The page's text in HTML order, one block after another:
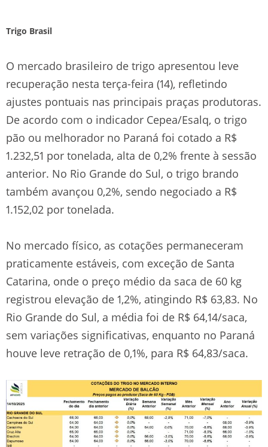
Trigo Brasil
O mercado brasileiro de trigo apresentou leve
recuperação nesta terça-feira (14), refletindo
ajustes pontuais nas principais praças produtoras.
De acordo com o indicador Cepea/Esalq, o trigo
pão ou melhorador no Paraná foi cotado a R$
1.232,51 por tonelada, alta de 0,2% frente à sessão
anterior. No Rio Grande do Sul, o trigo brando
também avançou 0,2%, sendo negociado a R$
1.152,02 por tonelada.
No mercado físico, as cotações permaneceram
praticamente estáveis, com exceção de Santa
Catarina, onde o preço médio da saca de 60 kg
registrou elevação de 1,2%, atingindo R$ 63,83. No
Rio Grande do Sul, a média foi de R$ 64,14/saca,
sem variações significativas, enquanto no Paraná
houve leve retração de 0,1%, para R$ 64,83/saca.